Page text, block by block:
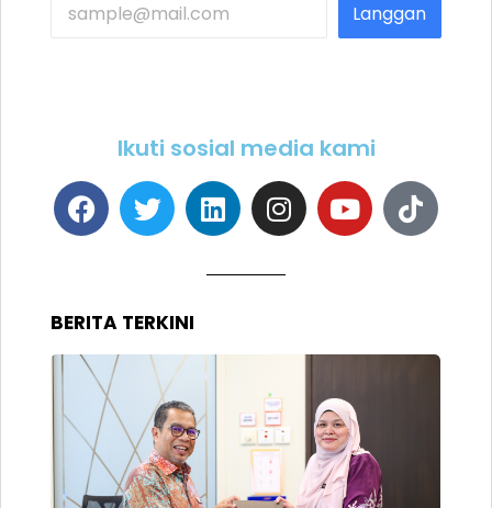
Langgan
Ikuti sosial media kami
BERITA TERKINI